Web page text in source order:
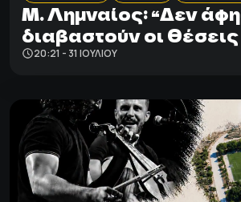
Μ. Λημναίος: “Δεν
διαβαστούν οι
20:21 - 31 ΙΟΥΛΊΟΥ